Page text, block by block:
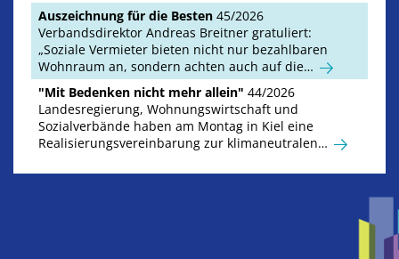
Auszeichnung für die Besten 45/2026
Verbandsdirektor Andreas Breitner gratuliert:
„Soziale Vermieter bieten nicht nur bezahlbaren
Wohnraum an, sondern achten auch auf die…
"Mit Bedenken nicht mehr allein" 44/2026
Landesregierung, Wohnungswirtschaft und
Sozialverbände haben am Montag in Kiel eine
Realisierungsvereinbarung zur klimaneutralen…